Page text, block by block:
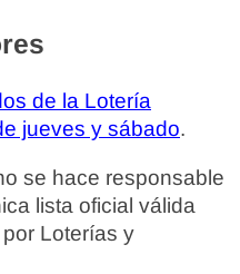
de la Lotería
jueves y sábado.
se hace responsable
lista oficial válida
Loterías y